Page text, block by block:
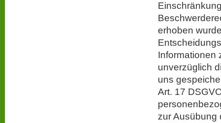
erhoben
Informationen
unverzüglich
uns
Art. 17
zur Ausübung